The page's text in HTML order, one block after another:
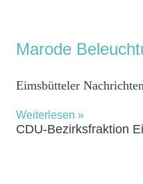
Marode
Eimsbütteler
Weiterlesen »
CDU-Bezirksfraktion